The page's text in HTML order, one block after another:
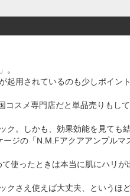
。
用されているのも少しポイン
スメ専門店だと単品売りもし
ク。しかも、効果効能を見ても
ジの「N.M.Fアクアアンプルマ
使ったときは本当に肌にハリ
さえ使えば大丈夫、というほ